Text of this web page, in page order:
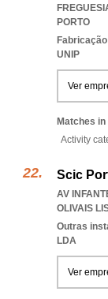
PORTO
UNIP
Ver
Matches
Activity
Scic
AV
OLIVAIS
Outras
LDA
Ver